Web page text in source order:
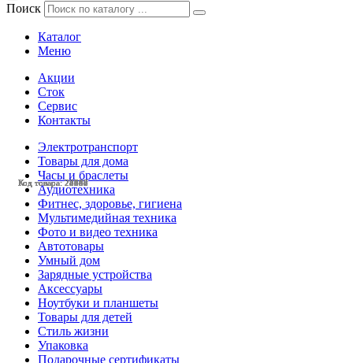
Код товара: 28547
Код товара: 28480
Код товара: 28248
Код товара: 27690
Код товара: 27643
Код товара: 25125
Код товара: 24447
Код товара: 23087
Код товара: 22282
Код товара: 22223
Код товара: 28544
Код товара: 28367
Поиск
Каталог
Меню
Акции
Сток
Сервис
Контакты
Электротранспорт
Товары для дома
Часы и браслеты
Аудиотехника
Фитнес, здоровье, гигиена
Мультимедийная техника
Фото и видео техника
Автотовары
Умный дом
Зарядные устройства
Аксессуары
Ноутбуки и планшеты
Товары для детей
Стиль жизни
Упаковка
Подарочные сертификаты